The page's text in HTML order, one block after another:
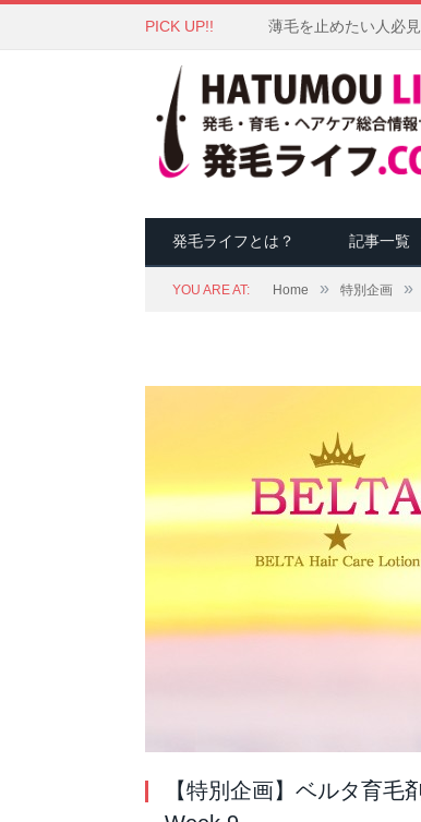
PICK UP!! 薄毛を止めたい人必
発毛ライフとは？ 記事一覧
YOU ARE AT: Home » 特別企画 »
【特別企画】ベルタ育